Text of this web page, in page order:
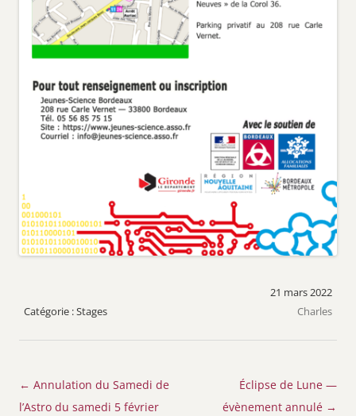
Stages
21 mars 2022
Charles
Navigation
des
← Annulation du Samedi de
l’Astro du samedi 5 février
Éclipse de Lune —
évènement annulé →